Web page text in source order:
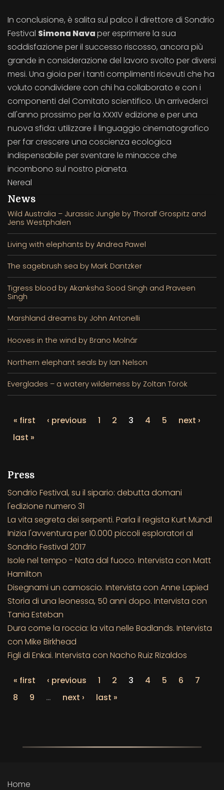
In conclusione, è salita sul palco il direttore di Sondrio
Festival Simona Navaper esprimere la sua
soddisfazione per il successo riscosso, ancora più
grande in considerazione del lavoro svolto per diversi
mesi. Una gioia per i tanti complimenti ricevuti che ha
voluto condividere con chi ha collaborato e con i
componenti del Comitato scientifico. Un arrivederci
all'anno prossimo per la XXXIV edizione e per una
nuova sfida: utilizzare il linguaggio cinematografico
per far crescere una coscienza ecologica
indispensabile per sventare le minacce che
incombono sul nostro pianeta.
Nereal
News
Wild Australia – Jurassic Jungle by Thoralf Grospitz and
Jens Westphalen
Living with elephants by Andrea Pawel
The sagebrush sea by Mark Dantzker
Tigress blood by Akanksha Sood Singh and Praveen
Singh
Marshland dreams by John Antonelli
Hooves in the wind by Brano Molnár
Northern elephant seals by Ian Nelson
Everglades – a watery wilderness by Zoltan Török
« first ‹ previous 1 2 3 4 5
next ›
last »
Press
Sondrio Festival, su il sipario: debutta domani
l'edizione numero 31
La vita segreta dei serpenti. Parla il regista Kurt Mündl
Inizia l'avventura per 10.000 piccoli esploratori al
Sondrio Festival 2017
Isole nel tempo - Nata dal fuoco. Intervista con Matt
Hamilton
Disegnami un camoscio. Intervista con Anne Lapied
Storia di una leonessa, 50 anni dopo. Intervista con
Tania Esteban
Dura come la roccia: la vita nelle Badlands. Intervista
con Mike Birkhead
Figli di Enkai. Intervista con Nacho Ruiz Rizaldos
« first ‹ previous 1 2 3 4 5 6
7
8
9 … next › last »
Home